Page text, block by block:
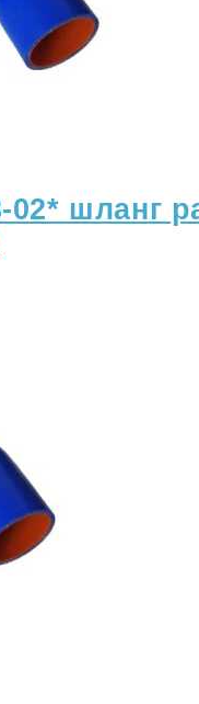
02* шланг